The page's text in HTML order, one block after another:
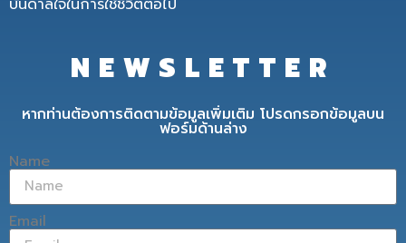
NEWSLETTER
หากท่านต้องการติดตามข้อมูลเพิ่มเติม โปรดกรอกข้อมูลบน
ฟอร์มด้านล่าง
Name
Email